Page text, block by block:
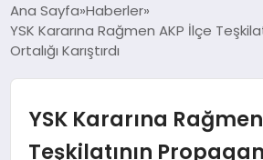
EKONOMİ
Ana Sayfa Haberler
YSK Kararına Rağmen AKP İlçe
Ortalığı Karıştırdı
YSK Kararına
Teşkilatının